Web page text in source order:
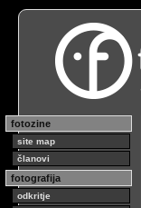
fotozine
site map
članovi
fotografija
odkritje